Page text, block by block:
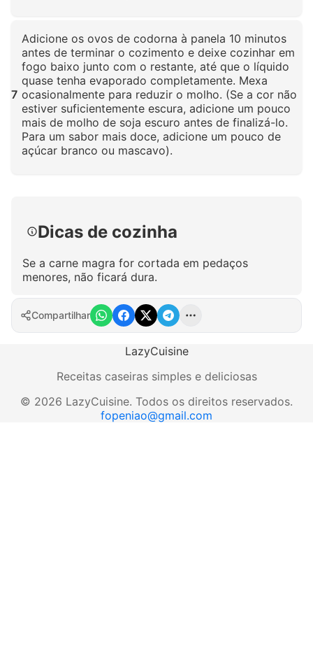
7
Adicione os ovos de codorna à panela 10 minutos
antes de terminar o cozimento e deixe cozinhar em
fogo baixo junto com o restante, até que o líquido
quase tenha evaporado completamente. Mexa
ocasionalmente para reduzir o molho. (Se a cor não
estiver suficientemente escura, adicione um pouco
mais de molho de soja escuro antes de finalizá-lo.
Para um sabor mais doce, adicione um pouco de
açúcar branco ou mascavo).
Dicas de cozinha
Se a carne magra for cortada em pedaços
menores, não ficará dura.
Compartilhar
LazyCuisine
Receitas caseiras simples e deliciosas
© 2026 LazyCuisine. Todos os direitos reservados.
fopeniao@gmail.com